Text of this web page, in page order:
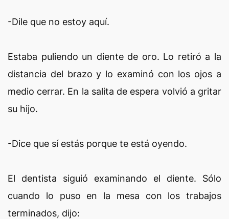
-Dile que no estoy aquí.
Estaba puliendo un diente de oro. Lo retiró a la
distancia del brazo y lo examinó con los ojos a
medio cerrar. En la salita de espera volvió a gritar
su hijo.
-Dice que sí estás porque te está oyendo.
El dentista siguió examinando el diente. Sólo
cuando lo puso en la mesa con los trabajos
terminados, dijo: